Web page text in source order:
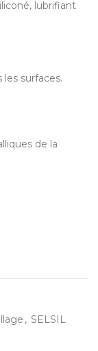
lubrifiant
surfaces.
de la
, SELSIL